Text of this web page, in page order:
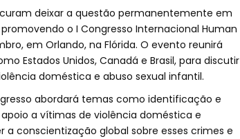
deixar a questão permanentemente em
o I Congresso Internacional Human
em Orlando, na Flórida. O evento reunirá
Estados Unidos, Canadá e Brasil, para discutir
doméstica e abuso sexual infantil.
abordará temas como identificação e
a vítimas de violência doméstica e
conscientização global sobre esses crimes e